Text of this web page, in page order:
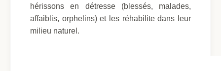
hérissons en détresse (blessés, malades,
affaiblis, orphelins) et les réhabilite dans leur
milieu naturel.